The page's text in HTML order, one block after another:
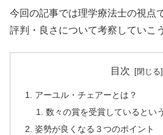
今回の記事では理学療法士の視点
評判・良さについて考察していこ
目次
アーユル・チェアーとは？
数々の賞を受賞しているとい
姿勢が良くなる３つのポイント